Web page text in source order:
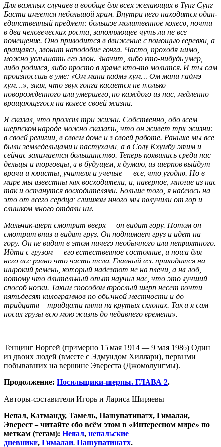
Для важных случаев и вообще для всех желающих в Тунг Сунг
Басти имеется небольшой храм. Внутри него находится один-
единственный предмет: большое молитвенное колесо, почти
в два человеческих роста, заполняющее чуть ли не все
помещение. Оно приводится в движение с помощью веревки, а
вращаясь, звонит наподобие гонга. Часто, проходя мимо,
можно услышать его звон. Значит, либо кто-нибудь умер,
либо родился, либо просто в храме кто-то молится. И ты сам
произносишь в уме: «Ом мани падмэ хум… Ом мани падмэ
хум…», зная, что звук гонга касается не только
новорожденного или умершего, но каждого из нас, медленно
вращающегося на колесе своей жизни.
Я сказал, что прожил три жизни. Собственно, обо всем
шерпском народе можно сказать, что он живет три жизни:
в своей религии, в своем доме и в своей работе. Раньше мы все
были земледельцами и пастухами, а в Солу Кхумбу этим и
сейчас занимается большинство. Теперь появились среди нас
дельцы и торговцы, а в будущем, я думаю, из шерпов выйдут
врачи и юристы, учителя и ученые — все, что угодно. Но в
мире мы известны как восходители, и, наверное, многие из нас
так и останутся восходителями. Больше того, я надеюсь на
это от всего сердца: слишком много мы получили от гор и
слишком много отдали им.
Мальчик-шерп смотрит вверх — он видит гору. Потом он
смотрит вниз и видит груз. Он поднимает груз и идет на
гору. Он не видит в этом ничего необычного или неприятного.
Идти с грузом — его естественное состояние, и ноша для
него все равно что часть тела. Главный вес приходится на
широкий ремень, который надевают не на плечи, а на лоб,
потому что длительный опыт научил нас, что это лучший
способ носки. Таким способом взрослый шерп несет почти
пятьдесят килограммов по обычной местности и до
тридцати – тридцати пяти на крутых склонах. Так и я сам
носил грузы всю мою жизнь до недавнего времени».
Тенцинг Норгей (примерно 15 мая 1914 — 9 мая 1986) Один
из двоих людей (вместе с Эдмундом Хиллари), первыми
побывавших на вершине Эвереста (Джомолунгмы).
Продолжение: Носильщики-шерпы. ГЛАВА 2.
Авторы-составители Игорь и Лариса Ширяевы
Непал, Катманду, Тамель, Пашупатинатх, Гималаи,
Эверест – читайте обо всём этом в «Интересном мире» по
меткам (тегам): Непал, непальские
дневники, Гималаи, Пашупатинатх.